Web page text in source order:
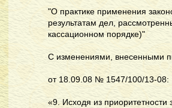
"О практике применения
результатам дел,
кассационном порядке)"
С изменениями, внесенными
от 18.09.08 № 1547/100/13-08:
«9. Исходя из